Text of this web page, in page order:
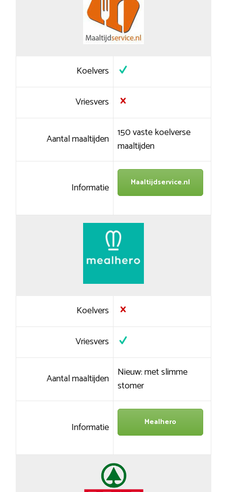
Koelvers
Vriesvers
Aantal maaltijden 150 vaste koelverse
maaltijden
Informatie Maaltijdservice.nl
Koelvers
Vriesvers
Aantal maaltijden Nieuw: met slimme
stomer
Informatie Mealhero